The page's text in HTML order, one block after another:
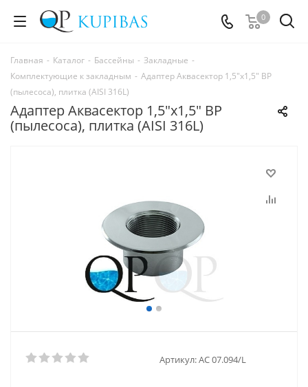
0
Главная - Каталог - Бассейны - Закладные -
Комплектующие к закладным - Адаптер Аквасектор 1,5"х1,5" ВР
(пылесоса), плитка (AISI 316L)
Адаптер Аквасектор 1,5"х1,5" ВР
(пылесоса), плитка (AISI 316L)
Артикул:АС 07.094/L